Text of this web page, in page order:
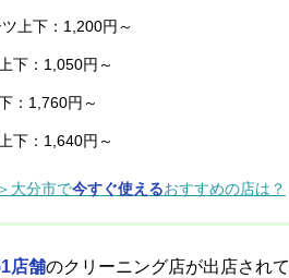
上下：1,200円～
下：1,050円～
：1,760円～
下：1,640円～
＞大分市で今すぐ使えるおすすめの店は？
店舗のクリーニング店が出店されて